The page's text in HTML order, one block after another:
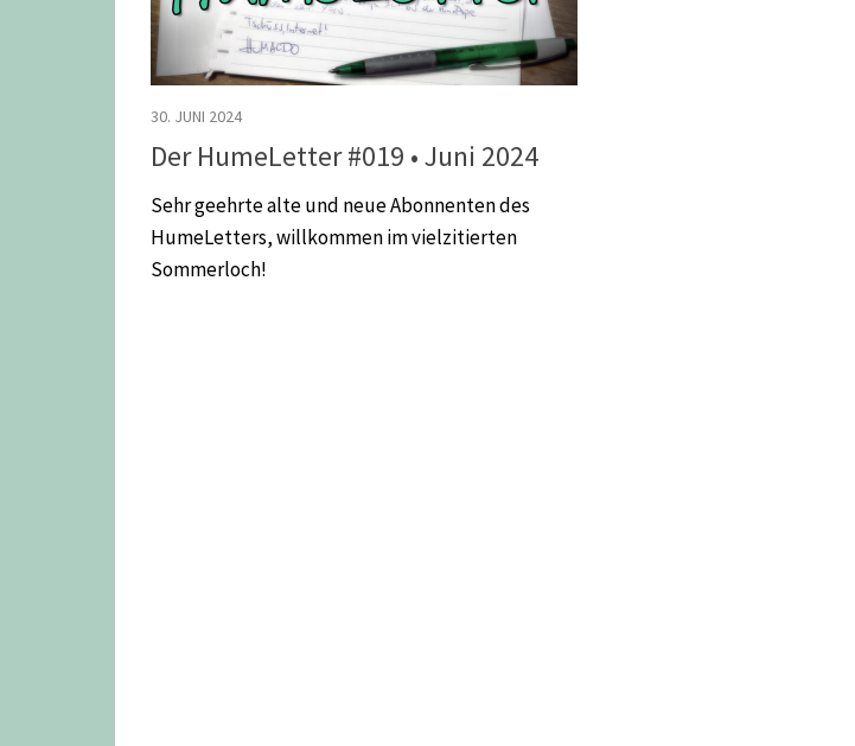
30. JUNI 2024
Der HumeLetter #019 • Juni 2024
Sehr geehrte alte und neue Abonnenten des
HumeLetters, willkommen im vielzitierten
Sommerloch!